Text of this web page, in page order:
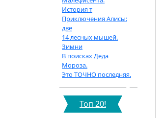
История т
Приключения Алисы:
две
14 лесных мышей.
Зимни
В поисках Деда
Мороза.
Это ТОЧНО последняя.
Топ 20!